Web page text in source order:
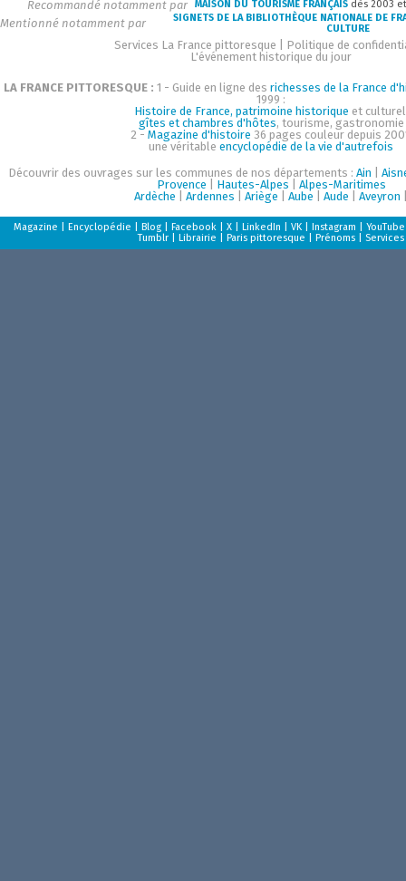
Recommandé notamment par MAISON DU TOURISME FRANÇAIS dès 2003
Mentionné notamment par
SIGNETS DE LA BIBLIOTHÈQUE NATIONALE DE
CULTURE
Services La France pittoresque
Politique de
L'événement historique du jour
LA FRANCE PITTORESQUE : 1 - Guide en ligne des richesses de la France
1999 :
Histoire de France, patrimoine historique et
gîtes et chambres d'hôtes, tourisme, gastronomie
2 - Magazine d'histoire 36 pages couleur depuis
une véritableencyclopédie de la vie d'autrefois
Découvrir des ouvrages sur les communes de nos départements :Ain |
Provence
Hautes-Alpes
Alpes-Maritimes
Ardèche |Ardennes |Ariège |Aube |Aude |Aveyron
Magazine |Encyclopédie |Blog |Facebook |X |LinkedIn |VK |Instagram |YouTube
Tumblr |Librairie |Paris pittoresque |Prénoms Services